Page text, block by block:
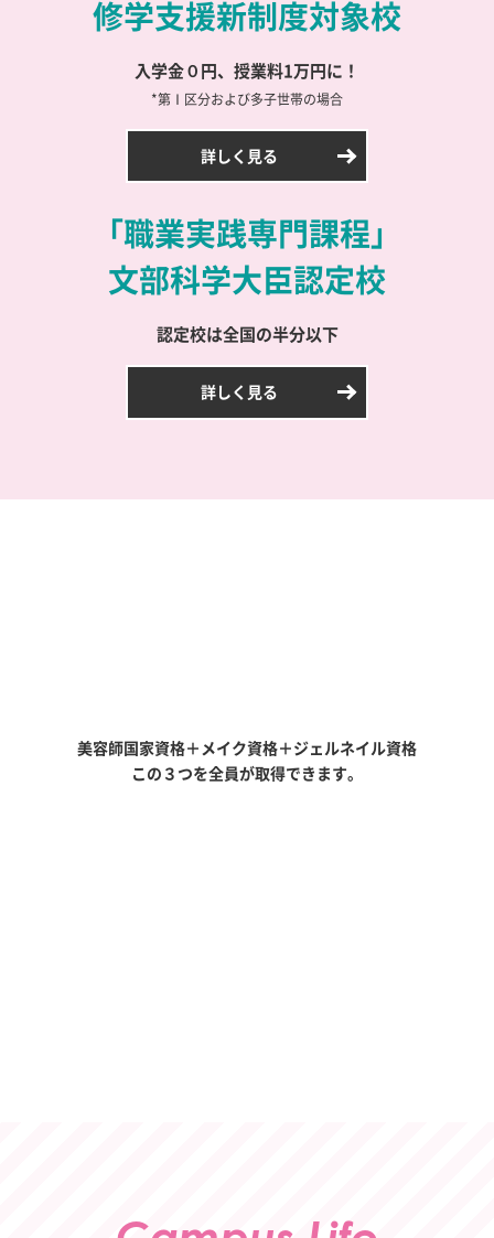
修学支援新制度対象校
入学金０円、授業料1万円に！
*第Ⅰ区分および多子世帯の場合
詳しく見る
「職業実践専門課程」
文部科学大臣認定校
認定校は全国の半分以下
詳しく見る
美容師国家資格＋メイク資格＋ジェルネイル資格
この３つを全員が取得できます。